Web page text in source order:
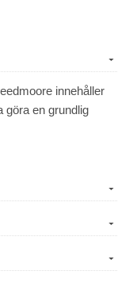
innehåller
göra en grundlig